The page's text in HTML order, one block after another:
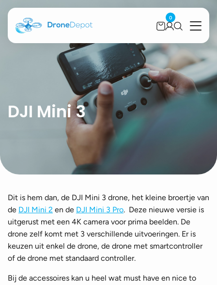
0
DJI Mini 3
Dit is hem dan, de DJI Mini 3 drone, het kleine broertje van
de DJI Mini 2 en de DJI Mini 3 Pro. Deze nieuwe versie is
uitgerust met een 4K camera voor prima beelden. De
drone zelf komt met 3 verschillende uitvoeringen. Er is
keuzen uit enkel de drone, de drone met smartcontroller
of de drone met standaard controller.
Bij de accessoires kan u heel wat must have en nice to